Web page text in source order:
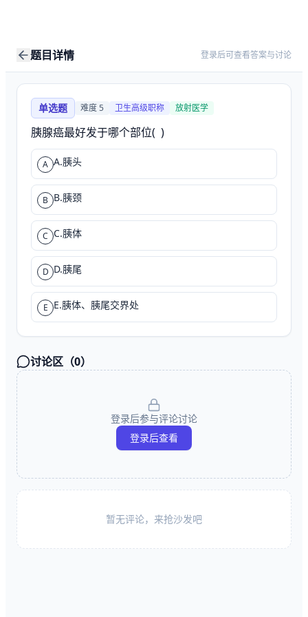
题目详情 登录后可查看答案与讨论
单选题 难度5 卫生高级职称 放射医学
胰腺癌最好发于哪个部位(  )
A A.胰头
B B.胰颈
C C.胰体
D D.胰尾
E E.胰体、胰尾交界处
讨论区（0）
登录后参与评论讨论
登录后查看
暂无评论，来抢沙发吧